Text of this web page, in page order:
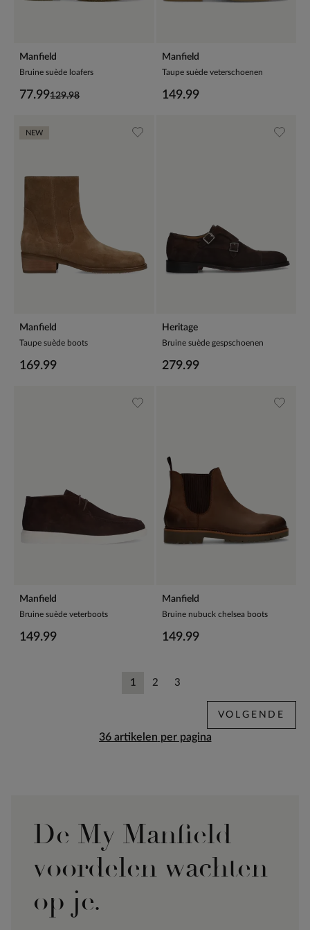
Manfield
Bruine suède loafers
129.98
77.99
Manfield
Taupe suède veterschoenen
149.99
Manfield
Taupe suède boots
169.99
NEW
Heritage
Bruine suède gespschoenen
279.99
Manfield
Bruine suède veterboots
149.99
Manfield
Bruine nubuck chelsea boots
149.99
per pagina
1 2 3
VOLGENDE
De My Manfield
voordelen wachten
op je.